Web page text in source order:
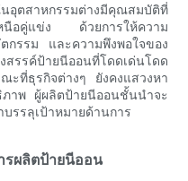
ตสาหกรรมต่างมีคุณสมบัติที่
หนือคู่แข่ง ด้วยการให้ความ
รรม และความพึงพอใจของ
รรค์ป้ายนีออนที่โดดเด่นโดด
ที่ธุรกิจต่างๆ ยังคงแสวงหา
าพ ผู้ผลิตป้ายนีออนชั้นนำจะ
รรลุเป้าหมายด้านการ
รผลิตป้ายนีออน